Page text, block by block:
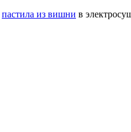
пастила из вишни в